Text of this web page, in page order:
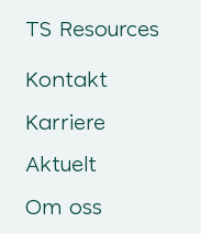
TS Resources
Kontakt
Karriere
Aktuelt
Om oss